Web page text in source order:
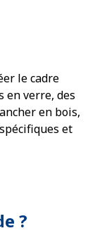
le cadre
en verre, des
en bois,
et
?